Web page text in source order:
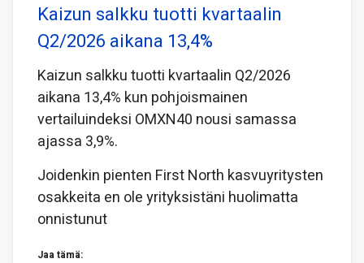
Kaizun salkku tuotti kvartaalin
Q2/2026 aikana 13,4%
Kaizun salkku tuotti kvartaalin Q2/2026
aikana 13,4% kun pohjoismainen
vertailuindeksi OMXN40 nousi samassa
ajassa 3,9%.
Joidenkin pienten First North kasvuyritysten
osakkeita en ole yrityksistäni huolimatta
onnistunut
Jaa tämä: